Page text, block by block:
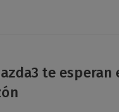
te